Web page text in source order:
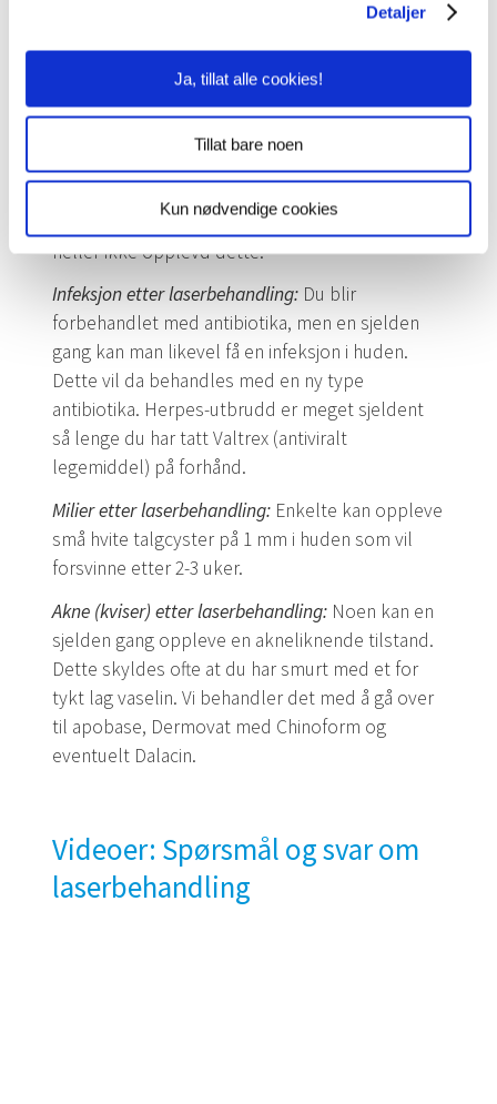
Detaljer
Ja, tillat alle cookies!
Tillat bare noen
Kun nødvendige cookies
laserbehandlede området. Dette forsvinner
inneholder Hydroquinon.
Hvite flekker etter laserbehandling:
går veldig dypt for å fjerne rynker, kan det
vil aldri gå så dypt, og har derfor
heller ikke opplevd dette.
Infeksjon etter laserbehandling: Du blir
forbehandlet med antibiotika, men en sjelden
gang kan man likevel få en infeksjon i huden.
Dette vil da behandles med en ny type
antibiotika. Herpes-utbrudd er meget sjeldent
så lenge du har tatt Valtrex (antiviralt
legemiddel) på forhånd.
Milier etter laserbehandling: Enkelte kan oppleve
små hvite talgcyster på 1 mm i huden som vil
forsvinne etter 2-3 uker.
Akne (kviser) etter laserbehandling: Noen kan en
sjelden gang oppleve en akneliknende tilstand.
Dette skyldes ofte at du har smurt med et for
tykt lag vaselin. Vi behandler det med å gå over
til apobase, Dermovat med Chinoform og
eventuelt Dalacin.
Videoer: Spørsmål og svar om
laserbehandling